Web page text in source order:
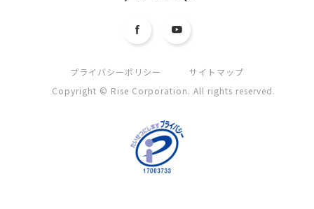
プライバシーポリシー
サイトマップ
Copyright © Rise Corporation. All rights reserved.